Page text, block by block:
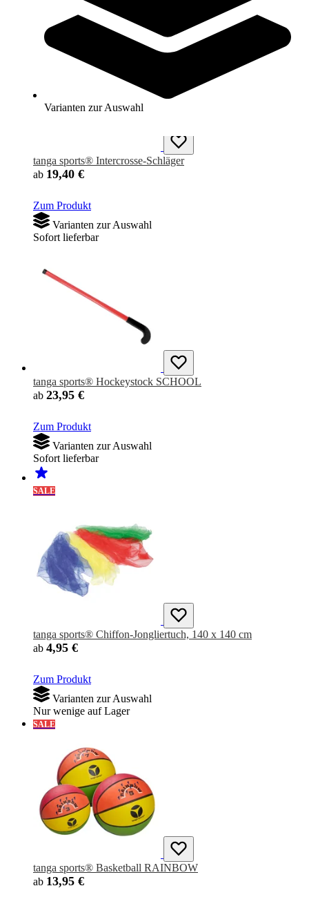
Varianten zur Auswahl
Sofort lieferbar
tanga sports® Intercrosse-Schläger
ab 19,40 €
Zum Produkt
Varianten zur Auswahl
Sofort lieferbar
tanga sports® Hockeystock SCHOOL
ab 23,95 €
Zum Produkt
Varianten zur Auswahl
Sofort lieferbar
SALE
tanga sports® Chiffon-Jongliertuch, 140 x 140 cm
ab 4,95 €
Zum Produkt
Varianten zur Auswahl
Nur wenige auf Lager
SALE
tanga sports® Basketball RAINBOW
ab 13,95 €